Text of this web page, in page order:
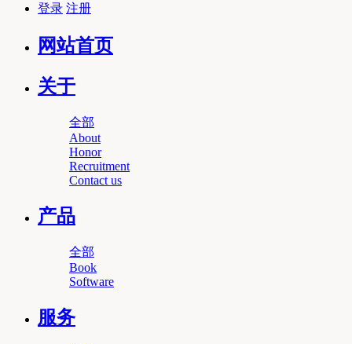
登录 注册
网站首页
关于
全部
About
Honor
Recruitment
Contact us
产品
全部
Book
Software
服务